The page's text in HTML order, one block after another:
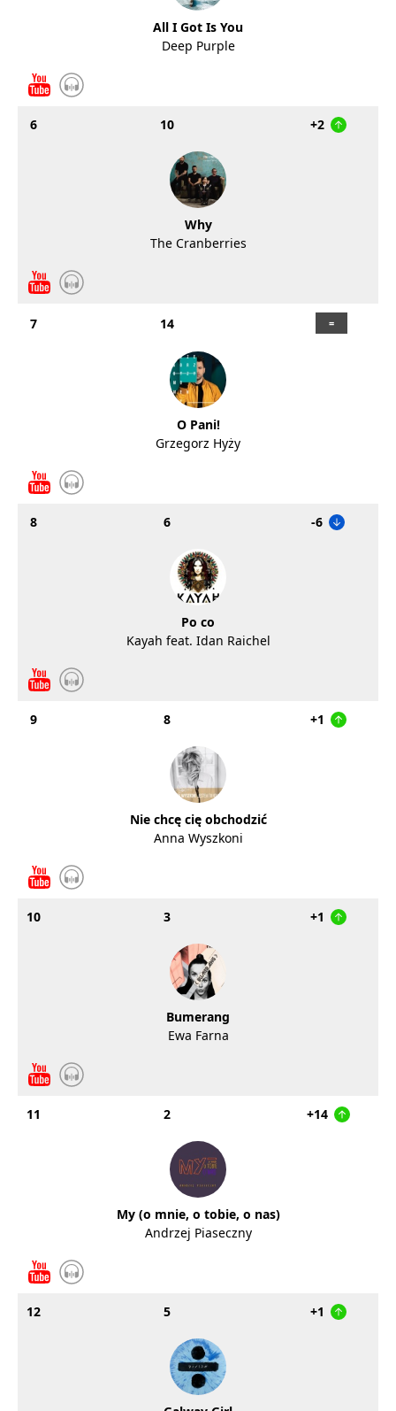
All I Got Is You
Deep Purple
6 10 +2
Why
The Cranberries
7 14
O Pani!
Grzegorz Hyży
8 6 -6
Po co
Kayah feat. Idan Raichel
9 8 +1
Nie chcę cię obchodzić
Anna Wyszkoni
10 3 +1
Bumerang
Ewa Farna
11 2 +14
My (o mnie, o tobie, o nas)
Andrzej Piaseczny
12 5 +1